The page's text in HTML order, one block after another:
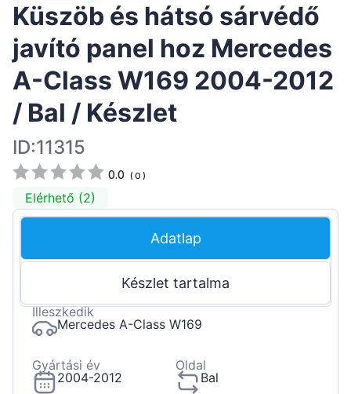
Küszöb és hátsó sárvédő
javító panel hoz Mercedes
A-Class W169 2004-2012
/ Bal / Készlet
ID:11315
0.0 (0 )
Elérhető (2)
Adatlap
Készlet tartalma
Illeszkedik
Mercedes A-Class W169
Gyártási év
2004-2012
Oldal
Bal